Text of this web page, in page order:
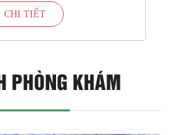
CHI TIẾT
PHÒNG KHÁM